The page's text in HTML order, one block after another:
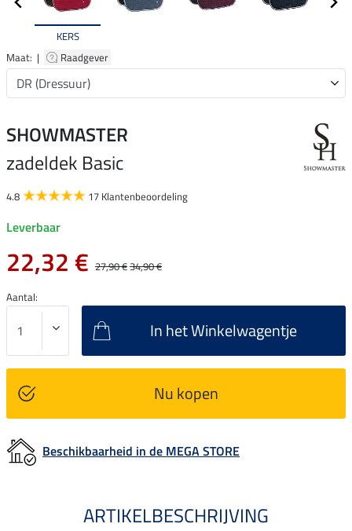
KERS
Maat: |
Raadgever
SHOWMASTER
zadeldek Basic
4.8 17 Klantenbeoordeling
Leverbaar
22,32 € 27,90 €34,90 €
Aantal:
In het Winkelwagentje
Nu kopen
Beschikbaarheid in de MEGA STORE
ARTIKELBESCHRIJVING